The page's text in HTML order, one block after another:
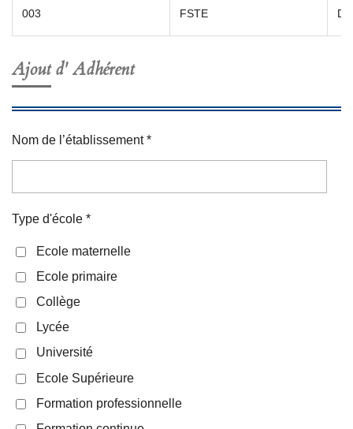
003 FSTE
Ajout d' Adhérent
Nom de l’établissement *
Type d'école *
Ecole maternelle
Ecole primaire
Collège
Lycée
Université
Ecole Supérieure
Formation professionnelle